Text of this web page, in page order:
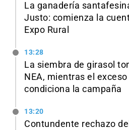
La ganadería
Justo: comienza la
Expo Rural
13:28
La siembra de girasol
NEA, mientras el
condiciona la campaña
13:20
Contundente rechazo